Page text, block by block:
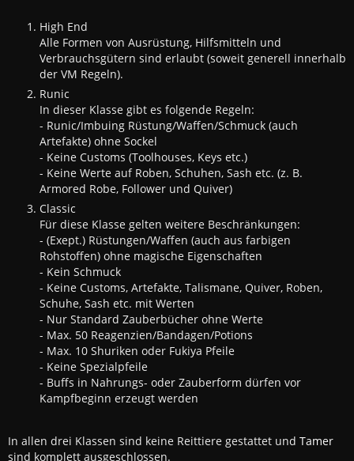
High End
Alle Formen von Ausrüstung, Hilfsmitteln und
Verbrauchsgütern sind erlaubt (soweit generell innerhalb
der VM Regeln).
Runic
In dieser Klasse gibt es folgende Regeln:
- Runic/Imbuing Rüstung/Waffen/Schmuck (auch
Artefakte) ohne Sockel
- Keine Customs (Toolhouses, Keys etc.)
- Keine Werte auf Roben, Schuhen, Sash etc. (z. B.
Armored Robe, Follower und Quiver)
Classic
Für diese Klasse gelten weitere Beschränkungen:
- (Exept.) Rüstungen/Waffen (auch aus farbigen
Rohstoffen) ohne magische Eigenschaften
- Kein Schmuck
- Keine Customs, Artefakte, Talismane, Quiver, Roben,
Schuhe, Sash etc. mit Werten
- Nur Standard Zauberbücher ohne Werte
- Max. 50 Reagenzien/Bandagen/Potions
- Max. 10 Shuriken oder Fukiya Pfeile
- Keine Spezialpfeile
- Buffs in Nahrungs- oder Zauberform dürfen vor
Kampfbeginn erzeugt werden
In allen drei Klassen sind keine Reittiere gestattet und Tamer
sind komplett ausgeschlossen.